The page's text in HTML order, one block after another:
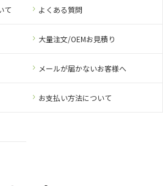
大量注文/OEMお見積り
お支払い方法について
よくある質問
メールが届かないお客様へ
て